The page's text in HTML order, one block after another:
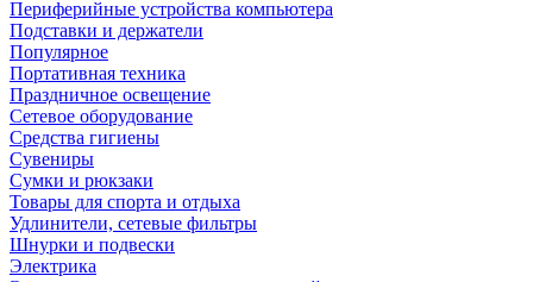
Периферийные устройства компьютера
Подставки и держатели
Популярное
Портативная техника
Праздничное освещение
Сетевое оборудование
Средства гигиены
Сувениры
Сумки и рюкзаки
Товары для спорта и отдыха
Удлинители, сетевые фильтры
Шнурки и подвески
Электрика